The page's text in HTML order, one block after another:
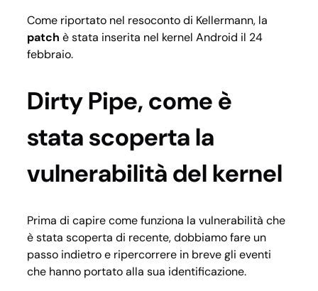
Come riportato nel resoconto di Kellermann, la
patch è stata inserita nel kernel Android il 24
febbraio.
Dirty Pipe, come è
stata scoperta la
vulnerabilità del kernel
Prima di capire come funziona la vulnerabilità che
è stata scoperta di recente, dobbiamo fare un
passo indietro e ripercorrere in breve gli eventi
che hanno portato alla sua identificazione.